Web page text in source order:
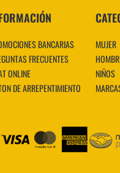
BANCARIAS
FRECUENTES
ONLINE
DE ARREPENTIMIENTO
MUJER
NIÑOS